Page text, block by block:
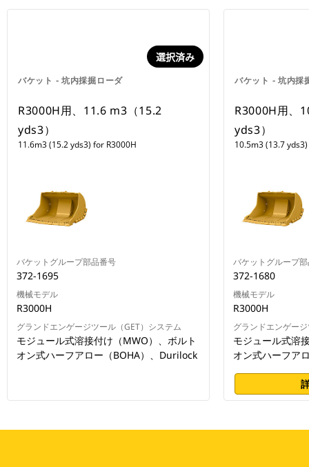
バケット - 坑内採掘ローダ
選択済み
R3000H用、11.6 m3（15.2
yds3）
11.6m3 (15.2 yds3) for R3000H
バケットグループ部品番号
372-1695
機械モデル
R3000H
グランドエンゲージツール（GET）システム
モジュール式溶接付け（MWO）、ボルト
オン式ハーフアロー（BOHA）、Durilock
バケット - 坑内採
R3000H用、
yds3）
10.5m3 (13.7
バケットグループ
372-1680
機械モデル
R3000H
グランドエンゲー
モジュール式溶
オン式ハーフア